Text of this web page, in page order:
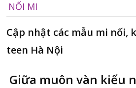
NỐI MI
Cập nhật các mẫu mi nối,
teen Hà Nội
Giữa muôn vàn kiểu